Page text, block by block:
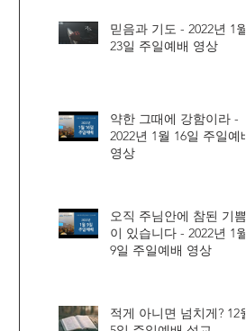
믿음과 기도 - 2022년 1월
23일 주일예배 영상
약한 그때에 강함이라 -
2022년 1월 16일 주일예배
영상
오직 주님안에 참된 기쁨
이 있습니다 - 2022년 1월
9일 주일예배 영상
적게 아니면 넘치게? 12월